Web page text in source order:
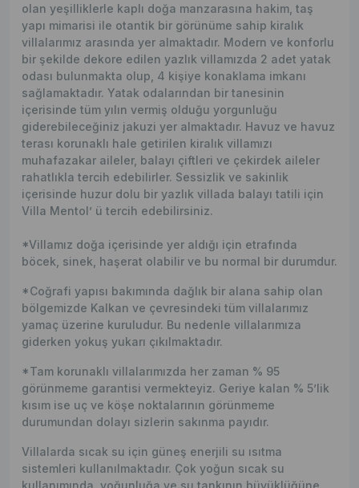
olan yeşilliklerle kaplı doğa manzarasına hakim, taş
yapı mimarisi ile otantik bir görünüme sahip kiralık
villalarımız arasında yer almaktadır. Modern ve konforlu
bir şekilde dekore edilen yazlık villamızda 2 adet yatak
odası bulunmakta olup, 4 kişiye konaklama imkanı
sağlamaktadır. Yatak odalarından bir tanesinin
içerisinde tüm yılın vermiş olduğu yorgunluğu
giderebileceğiniz jakuzi yer almaktadır. Havuz ve havuz
terası korunaklı hale getirilen kiralık villamızı
muhafazakar aileler, balayı çiftleri ve çekirdek aileler
rahatlıkla tercih edebilirler. Sessizlik ve sakinlik
içerisinde huzur dolu bir yazlık villada balayı tatili için
Villa Mentol’ ü tercih edebilirsiniz.
*Villamız doğa içerisinde yer aldığı için etrafında
böcek, sinek, haşerat olabilir ve bu normal bir durumdur.
*Coğrafi yapısı bakımında dağlık bir alana sahip olan
bölgemizde Kalkan ve çevresindeki tüm villalarımız
yamaç üzerine kuruludur. Bu nedenle villalarımıza
giderken yokuş yukarı çıkılmaktadır.
*Tam korunaklı villalarımızda her zaman % 95
görünmeme garantisi vermekteyiz. Geriye kalan % 5’lik
kısım ise uç ve köşe noktalarının görünmeme
durumundan dolayı sizlerin sakınma payıdır.
Villalarda sıcak su için güneş enerjili su ısıtma
sistemleri kullanılmaktadır. Çok yoğun sıcak su